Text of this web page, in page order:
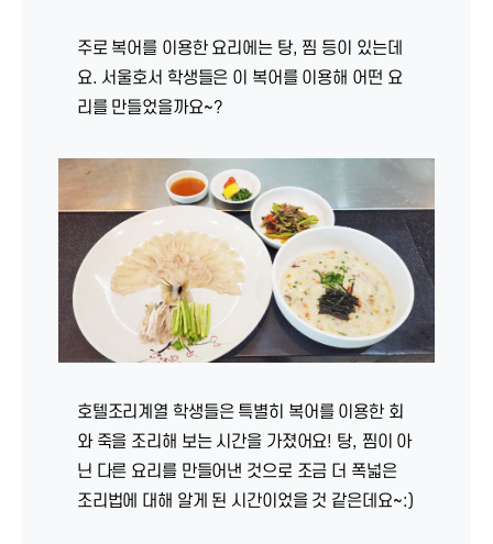
주로 복어를 이용한 요리에는 탕, 찜 등이 있는데
요. 서울호서 학생들은 이 복어를 이용해 어떤 요
리를 만들었을까요~?
호텔조리계열 학생들은 특별히 복어를 이용한 회
와 죽을 조리해 보는 시간을 가졌어요! 탕, 찜이 아
닌 다른 요리를 만들어낸 것으로 조금 더 폭넓은
조리법에 대해 알게 된 시간이었을 것 같은데요~:)